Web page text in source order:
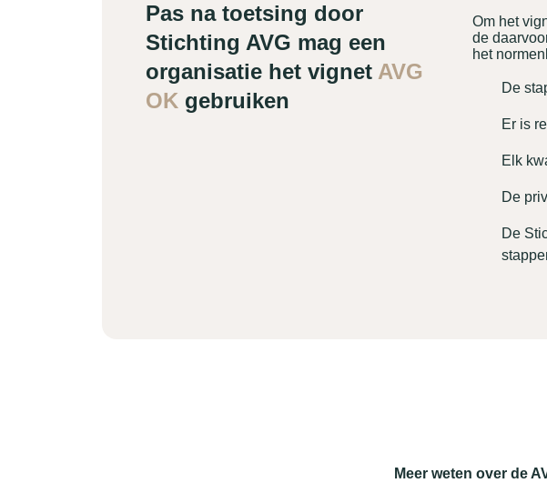
Pas na toetsing door
Stichting AVG mag een
organisatie het vignet AVG
OK gebruiken
Om het
de
het
De
Er is
Elk
De
De
Meer weten over de